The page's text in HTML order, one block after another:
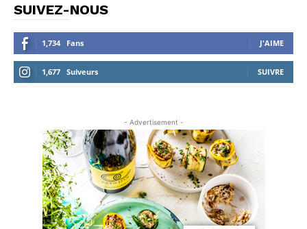
SUIVEZ-NOUS
1,734 Fans J'AIME
1,677 Suiveurs SUIVRE
- Advertisement -